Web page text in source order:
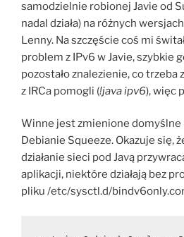
samodzielnie robionej Javie od
nadal działa) na różnych
Lenny. Na szczęście coś mi
problem z IPv6 w Javie, szybkie
pozostało znalezienie, co trzeba
z IRCa pomogli (!java ipv6), więc
Winne jest zmienione domyślne
Debianie Squeeze. Okazuje się,
działanie sieci pod Javą
aplikacji, niektóre działają bez
pliku /etc/sysctl.d/